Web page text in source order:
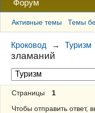
Форум
Активные темы Темы
Кроковод →Туризм
зламаний
Страницы
1
Чтобы отправить ответ,